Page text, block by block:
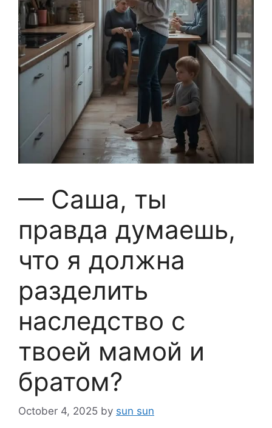
— Саша, ты
правда думаешь,
что я должна
разделить
наследство с
твоей мамой и
братом?
October 4, 2025 by sun sun